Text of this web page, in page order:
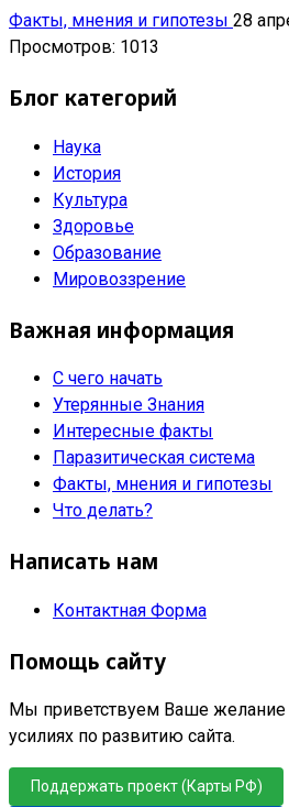
Факты, мнения и гипотезы 28
Просмотров: 1013
Блог категорий
Наука
История
Культура
Здоровье
Образование
Мировоззрение
Важная информация
С чего начать
Утерянные Знания
Интересные факты
Паразитическая система
Факты, мнения и гипотезы
Что делать?
Написать нам
Контактная Форма
Помощь сайту
Мы приветствуем Ваше
усилиях по развитию сайта.
Поддержать проект (Карты РФ)